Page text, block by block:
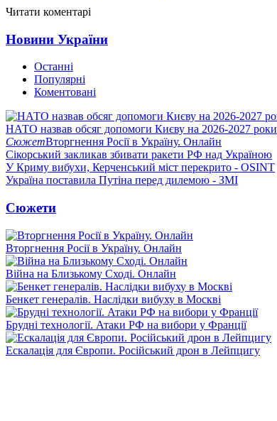
Читати коментарі
Новини України
Останні
Популярні
Коментовані
НАТО назвав обсяг допомоги Києву на 2026-2027 роки
СюжетВторгнення Росії в Україну. Онлайн
Сікорський закликав збивати ракети РФ над Україною
У Криму вибухи, Керченський міст перекрито - OSINT
Україна поставила Путіна перед дилемою - ЗМІ
Сюжети
Вторгнення Росії в Україну. Онлайн
Війна на Близькому Сході. Онлайн
Бенкет генералів. Наслідки вибуху в Москві
Брудні технології. Атаки РФ на вибори у Франції
Ескалація для Європи. Російський дрон в Лейпцигу